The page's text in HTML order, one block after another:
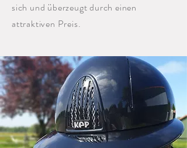
sich und überzeugt durch einen
attraktiven Preis.